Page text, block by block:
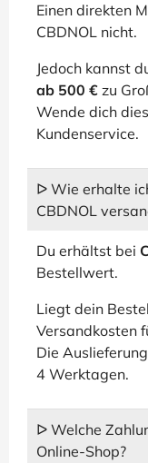
Einen direkten
CBDNOL nicht.
Jedoch kannst
ab 500 € zu
Wende dich
Kundenservice.
ᐅ Wie erhalte
CBDNOL
Du erhältst bei
Bestellwert.
Liegt dein
Versandkosten
Die
4 Werktagen.
ᐅ Welche
Online-Shop?